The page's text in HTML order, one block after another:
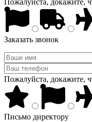
Пожалуйста, докажите,
Заказать звонок
Пожалуйста, докажите,
Письмо директору